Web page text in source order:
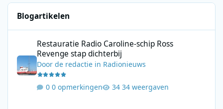
Blogartikelen
Restauratie Radio Caroline-schip Ross
Revenge stap dichterbij
Doorde redactie in Radionieuws
0 opmerkingen 34 weergaven